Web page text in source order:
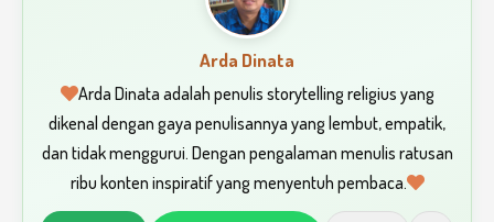
Arda Dinata
Arda Dinata adalah penulis storytelling religius yang
dikenal dengan gaya penulisannya yang lembut, empatik,
dan tidak menggurui. Dengan pengalaman menulis ratusan
ribu konten inspiratif yang menyentuh pembaca.